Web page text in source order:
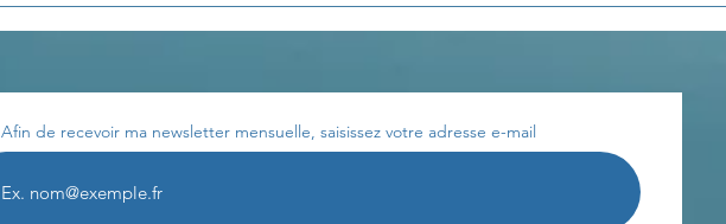
Afin de recevoir ma newsletter mensuelle, saisissez votre adresse e-mail